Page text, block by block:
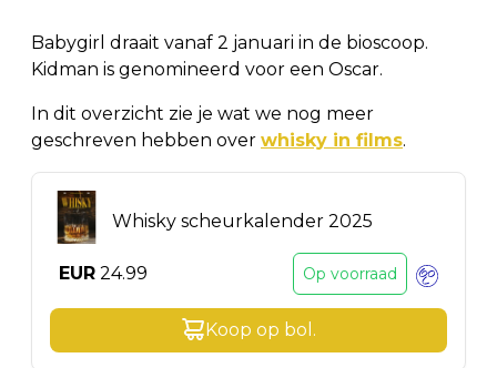
Babygirl draait vanaf 2 januari in de bioscoop.
Kidman is genomineerd voor een Oscar.
In dit overzicht zie je wat we nog meer
geschreven hebben over whisky in films.
Whisky scheurkalender 2025
EUR 24.99 Op voorraad
Koop op bol .